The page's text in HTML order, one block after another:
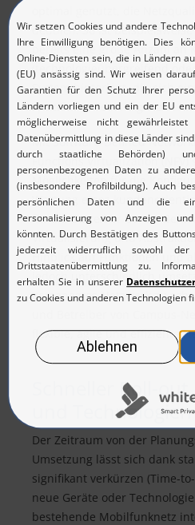
deutlich. So ist
bereits eine große Anzahl an
(technologieübergreifend
System hinterlegt, die sich
spezifische Tests ergänzen
MitSoftware-Defined
Functions Virtualization (NFV)
Möglichkeiten für die
Wartung eines
für die Betreiber bereit.
Virtualisierung und
Hinblick auf Funktionen und
jedoch unterschiedlich
gemanagtes Netzwerk zu
flexible, agile und effiziente
Schneller Roll-out
und Technologien
Der Zeitraum von der
Umsetzung lässt sich dank
signifikant verkürzen (Time-
neue Geräte oder
bestehende Mobilfunknetz